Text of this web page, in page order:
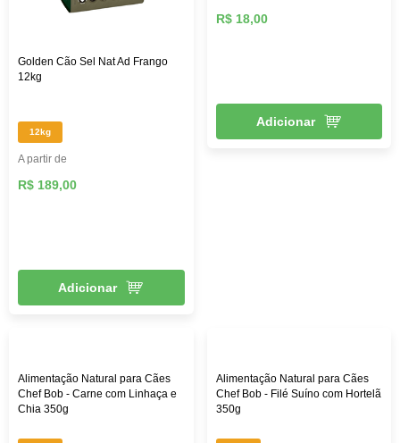
Golden Cão Sel Nat Ad Frango
12kg
12kg
A partir de
R$ 189,00
Adicionar
R$ 18,00
Adicionar
Alimentação Natural para Cães
Chef Bob - Carne com Linhaça e
Chia 350g
Alimentação Natural para Cães
Chef Bob - Filé Suíno com Hortelã
350g